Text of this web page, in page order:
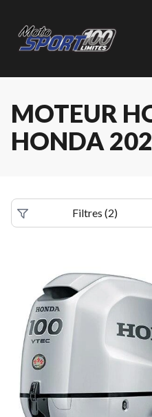
MOTEUR
HONDA
Filtres (2)